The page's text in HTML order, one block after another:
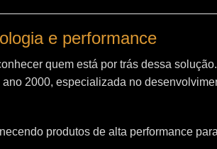
e performance
quem está por trás dessa
2000, especializada no
produtos de alta performance